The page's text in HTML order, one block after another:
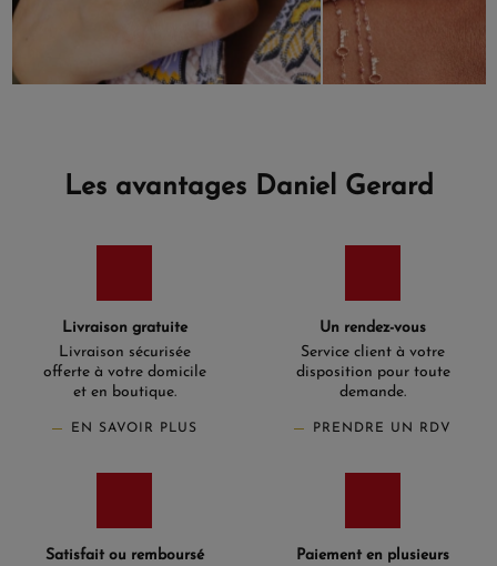
Les avantages Daniel Gerard
Livraison gratuite
Livraison sécurisée
offerte à votre domicile
et en boutique.
EN SAVOIR PLUS
Un rendez-vous
Service client à votre
disposition pour toute
demande.
PRENDRE UN RDV
Satisfait ou remboursé
Paiement en plusieurs